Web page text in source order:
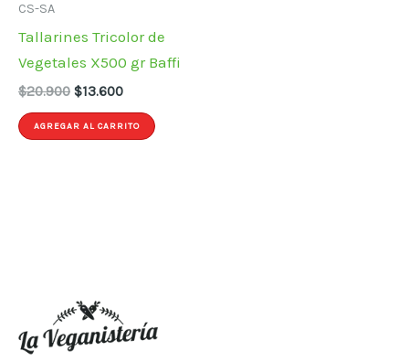
CS-SA
Tallarines Tricolor de
Vegetales X500 gr Baffi
$20.900 El
original
era:
$13.600El
actual
es:
AGREGAR AL CARRITO